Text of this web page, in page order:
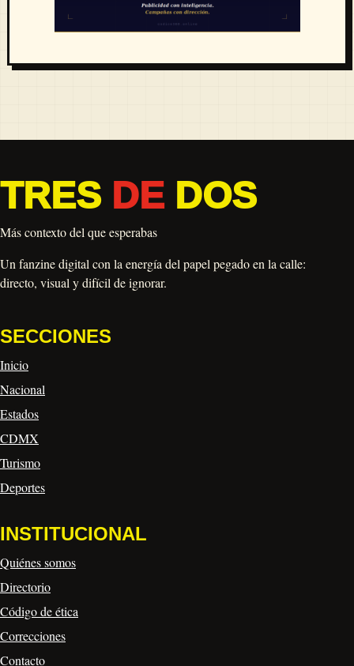
TRES DEDOS
Más contexto del que esperabas
Un fanzine digital con la energía del papel pegado en la calle:
directo, visual y difícil de ignorar.
SECCIONES
Inicio
Nacional
Estados
CDMX
Turismo
Deportes
INSTITUCIONAL
Quiénes somos
Directorio
Código de ética
Correcciones
Contacto